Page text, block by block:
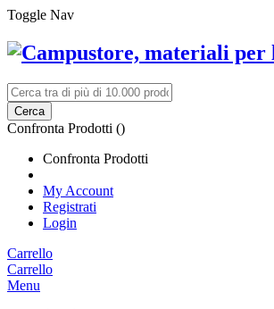
Toggle Nav
Cerca
Confronta Prodotti ()
Confronta Prodotti
My Account
Registrati
Login
Carrello
Carrello
Menu